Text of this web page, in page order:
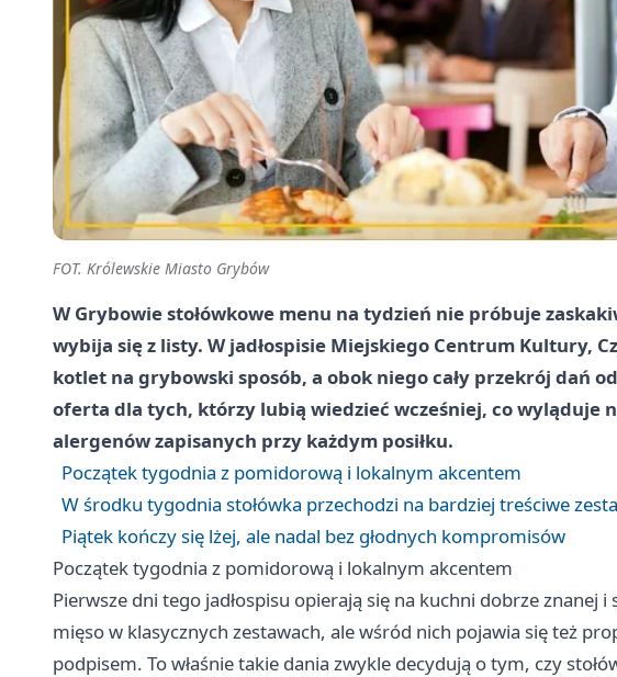
FOT. Królewskie Miasto Grybów
W Grybowie stołówkowe menu na tydzień nie próbuje
wybija się z listy. W jadłospisie Miejskiego Centrum Kultury,
kotlet na grybowski sposób, a obok niego cały przekrój dań
oferta dla tych, którzy lubią wiedzieć wcześniej, co wyląduje
alergenów zapisanych przy każdym posiłku.
Początek tygodnia z pomidorową i lokalnym akcentem
W środku tygodnia stołówka przechodzi na bardziej treściwe
Piątek kończy się lżej, ale nadal bez głodnych kompromisów
Początek tygodnia z pomidorową i lokalnym akcentem
Pierwsze dni tego jadłospisu opierają się na kuchni dobrze znanej
mięso w klasycznych zestawach, ale wśród nich pojawia się też
podpisem. To właśnie takie dania zwykle decydują o tym, czy